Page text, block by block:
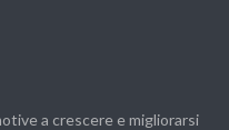
a crescere e migliorarsi